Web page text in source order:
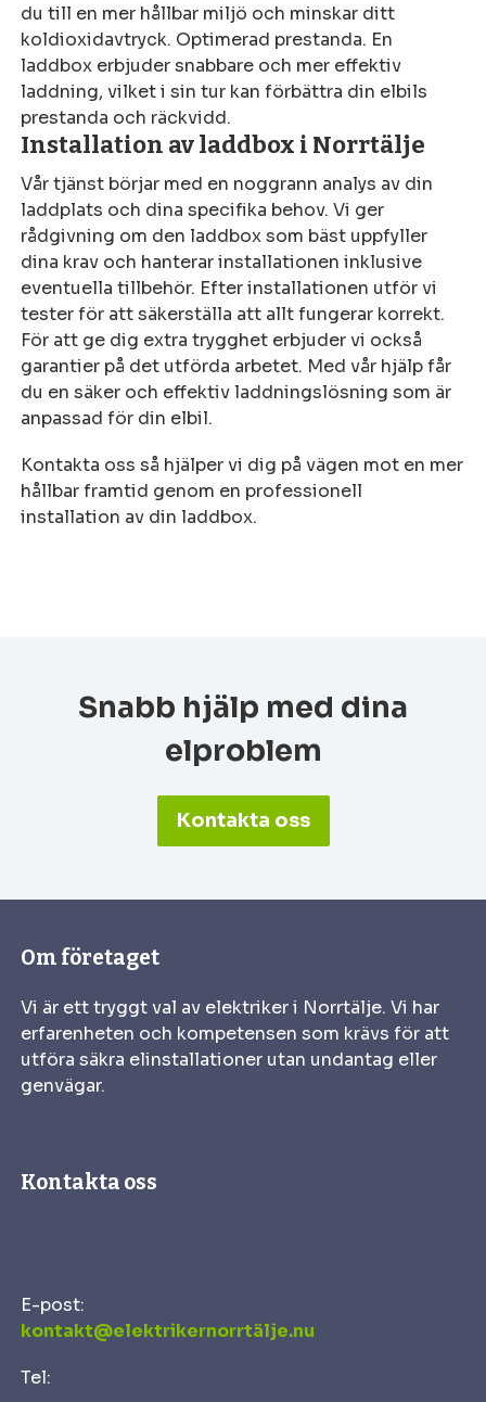
du till en mer hållbar miljö och minskar ditt
koldioxidavtryck. Optimerad prestanda. En
laddbox erbjuder snabbare och mer effektiv
laddning, vilket i sin tur kan förbättra din elbils
prestanda och räckvidd.
Installation av laddbox i Norrtälje
Vår tjänst börjar med en noggrann analys av din
laddplats och dina specifika behov. Vi ger
rådgivning om den laddbox som bäst uppfyller
dina krav och hanterar installationen inklusive
eventuella tillbehör. Efter installationen utför vi
tester för att säkerställa att allt fungerar korrekt.
För att ge dig extra trygghet erbjuder vi också
garantier på det utförda arbetet. Med vår hjälp får
du en säker och effektiv laddningslösning som är
anpassad för din elbil.
Kontakta oss så hjälper vi dig på vägen mot en mer
hållbar framtid genom en professionell
installation av din laddbox.
Snabb hjälp med dina
elproblem
Kontakta oss
Om företaget
Vi är ett tryggt val av elektriker i Norrtälje. Vi har
erfarenheten och kompetensen som krävs för att
utföra säkra elinstallationer utan undantag eller
genvägar.
Kontakta oss
E-post:
kontakt@elektrikernorrtälje.nu
Tel: